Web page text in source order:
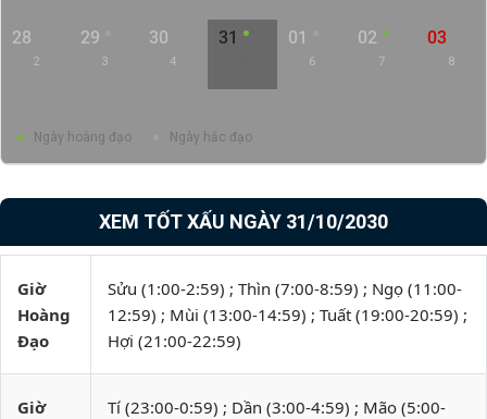
28
2
29
3
30
4
31 01
6
02
7
03
8
Ngày hoàng đạo Ngày hắc đạo
XEM TỐT XẤU NGÀY 31/10/2030
Giờ
Hoàng
Đạo
Sửu (1:00-2:59) ; Thìn (7:00-8:59) ; Ngọ (11:00-
12:59) ; Mùi (13:00-14:59) ; Tuất (19:00-20:59) ;
Hợi (21:00-22:59)
Giờ
Tí (23:00-0:59) ; Dần (3:00-4:59) ; Mão (5:00-